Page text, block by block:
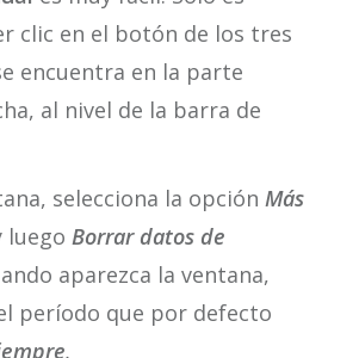
clic en el botón de los tres
encuentra en la parte
al nivel de la barra de
selecciona la opción Más
Borrar datos de
aparezca la ventana,
período que por defecto
.